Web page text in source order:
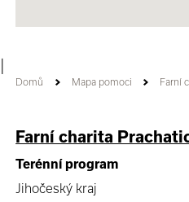
Domů Mapa pomoci Farní
Farní charita
Terénní program
Jihočeský kraj